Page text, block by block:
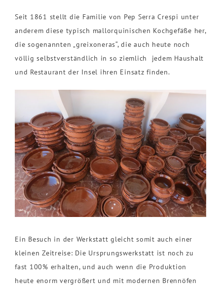
Seit 1861 stellt die Familie von Pep Serra Crespi unter
anderem diese typisch mallorquinischen Kochgefäße her,
die sogenannten „greixoneras“, die auch heute noch
völlig selbstverständlich in so ziemlich jedem Haushalt
und Restaurant der Insel ihren Einsatz finden.
Ein Besuch in der Werkstatt gleicht somit auch einer
kleinen Zeitreise: Die Ursprungswerkstatt ist noch zu
fast 100% erhalten, und auch wenn die Produktion
heute enorm vergrößert und mit modernen Brennöfen